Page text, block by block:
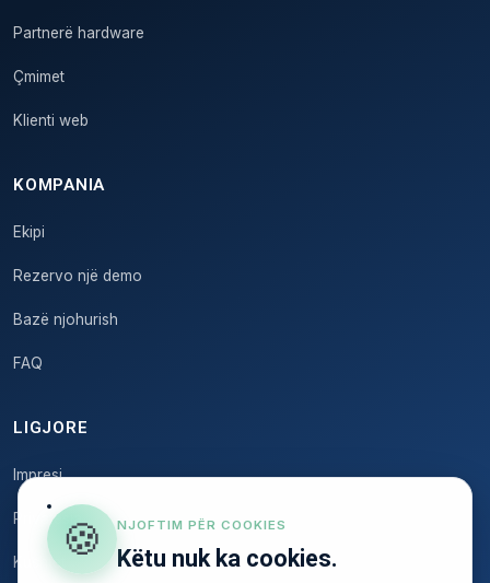
🍪 NJOFTIM PËR COOKIES
Këtu nuk ka cookies.
Partnerë hardware
Çmimet
Klienti web
KOMPANIA
Ekipi
Rezervo një demo
Bazë njohurish
FAQ
LIGJORE
Impresi
Privatesia
Kushtet